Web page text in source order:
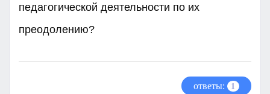
педагогической деятельности по их
преодолению?
ответы: 1